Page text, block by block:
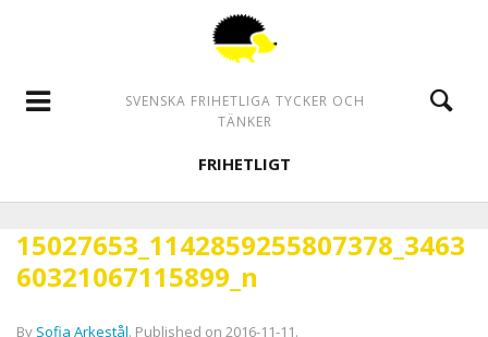
SVENSKA FRIHETLIGA TYCKER OCH
TÄNKER
FRIHETLIGT
15027653_1142859255807378_3463
60321067115899_n
By Sofia Arkestål. Published on 2016-11-11.